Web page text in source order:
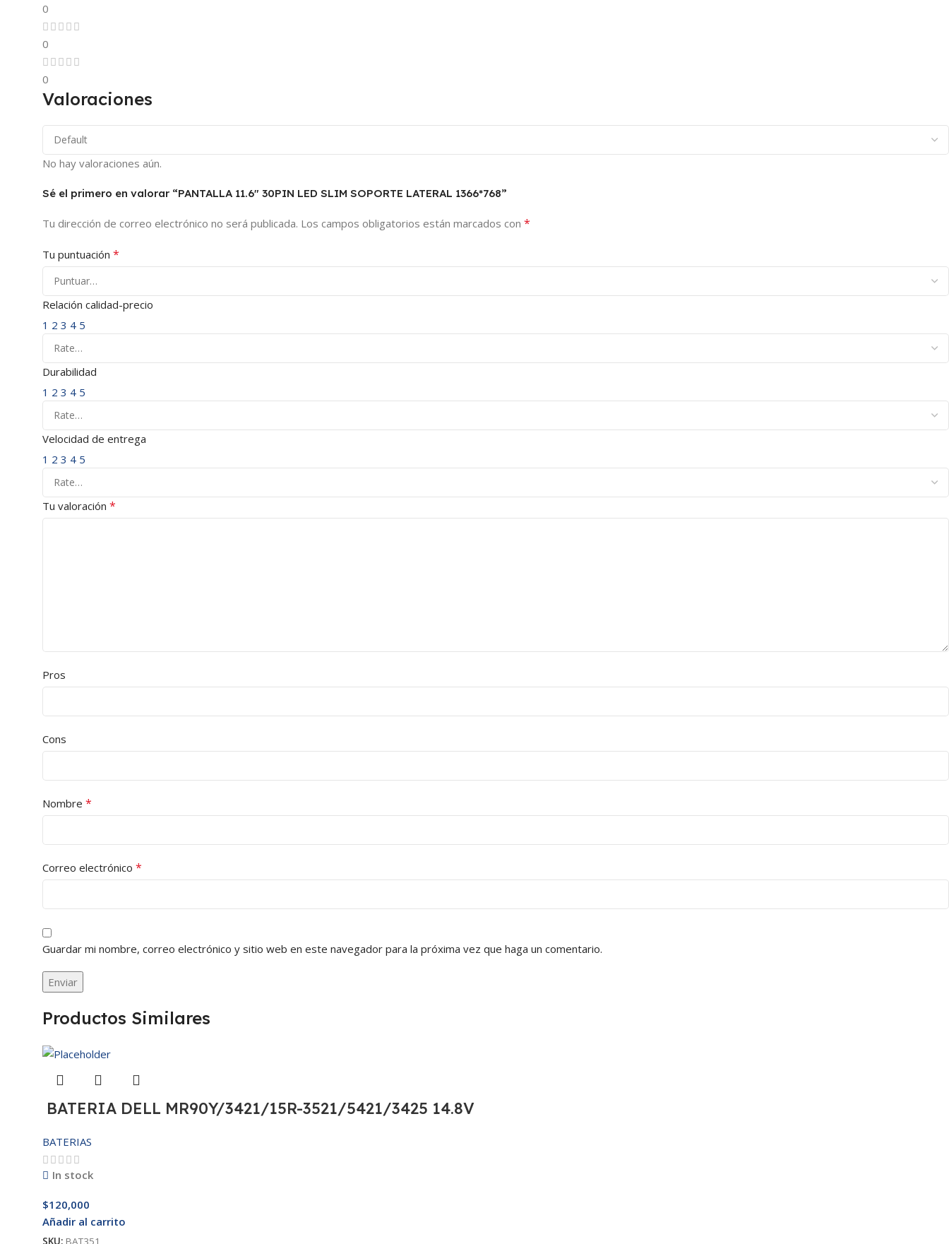
0
0
0
Valoraciones
No hay valoraciones aún.
Sé el primero en valorar “PANTALLA 11.6″ 30PIN LED SLIM SOPORTE LATERAL 1366*768”
Tu dirección de correo electrónico no será publicada. Los campos obligatorios están marcados con *
Tu puntuación *
Relación calidad-precio
1 2 3 4 5
Durabilidad
1 2 3 4 5
Velocidad de entrega
1 2 3 4 5
Tu valoración *
Pros
Cons
Nombre *
Correo electrónico *
Guardar mi nombre, correo electrónico y sitio web en este navegador para la próxima vez que haga un comentario.
Productos Similares
BATERIA DELL MR90Y/3421/15R-3521/5421/3425 14.8V
BATERIAS
In stock
$120,000
Añadir al carrito
SKU: BAT351